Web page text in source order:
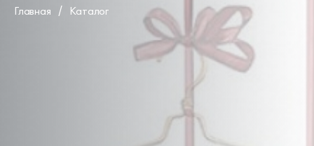
Главная Каталог